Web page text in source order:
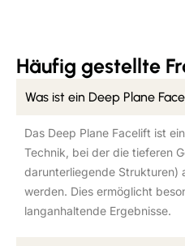
Häufig gestellte
Was ist ein Deep Plane
Das Deep Plane Facelift ist
Technik, bei der die tieferen
darunterliegende Strukturen)
werden. Dies ermöglicht
langanhaltende Ergebnisse.